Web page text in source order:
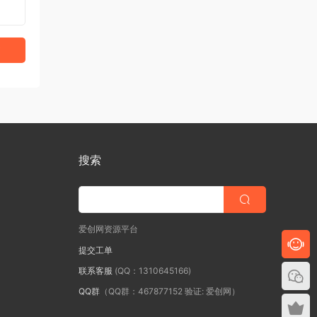
搜索
爱创网资源平台
提交工单
联系客服 (QQ：1310645166)
QQ群（QQ群：467877152 验证: 爱创网）